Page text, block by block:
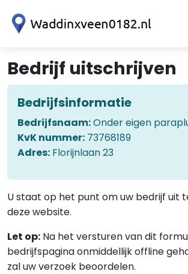
Bedrijf uitschrijven
Bedrijfsinformatie
Bedrijfsnaam:Onder eigen
KvK nummer: 73768189
Adres: Florijnlaan 23
U staat op het punt om uw bedrijf uit
deze website.
Let op: Na het versturen van dit
bedrijfspagina onmiddellijk offline
zal uw verzoek beoordelen.